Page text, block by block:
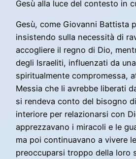
Gesù alla luce del contesto in
Gesù, come Giovanni Battista
insistendo sulla necessità di
accogliere il regno di Dio,
degli Israeliti, influenzati da
spiritualmente compromessa,
Messia che li avrebbe liberati
si rendeva conto del bisogno
interiore per relazionarsi con
apprezzavano i miracoli e le
ma poi continuavano a vivere
preoccuparsi troppo della loro